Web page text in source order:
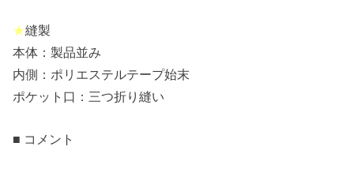
★縫製
本体：製品並み
内側：ポリエステルテープ始末
ポケット口：三つ折り縫い
■ コメント